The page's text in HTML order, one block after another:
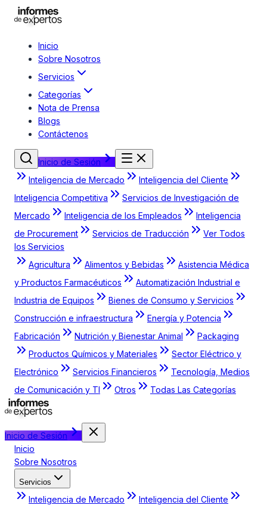
Inicio
Sobre Nosotros
Servicios
Categorías
Nota de Prensa
Blogs
Contáctenos
Inicio de Sesión
Inteligencia de Mercado
Inteligencia del Cliente
Inteligencia Competitiva
Servicios de Investigación de
Mercado
Inteligencia de los Empleados
Inteligencia
de Procurement
Servicios de Traducción
Ver Todos
los Servicios
Agricultura
Alimentos y Bebidas
Asistencia Médica
y Productos Farmacéuticos
Automatización Industrial e
Industria de Equipos
Bienes de Consumo y Servicios
Construcción e infraestructura
Energía y Potencia
Fabricación
Nutrición y Bienestar Animal
Packaging
Productos Químicos y Materiales
Sector Eléctrico y
Electrónico
Servicios Financieros
Tecnología, Medios
de Comunicación y TI
Otros Todas Las Categorías
Inicio de Sesión
Inicio
Sobre Nosotros
Servicios
Inteligencia de Mercado
Inteligencia del Cliente